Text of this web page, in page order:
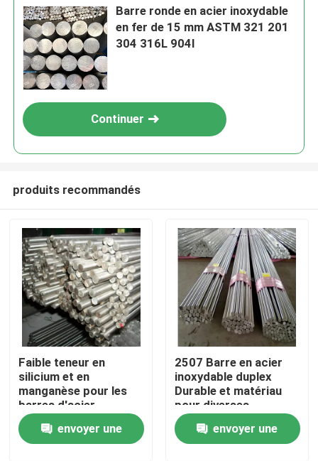
Aperçu
Produits
Barre ronde en acier inoxydable
en fer de 15 mm ASTM 321 201
304 316L 904l
Continuer
produits recommandés
Faible teneur en
silicium et en
manganèse pour les
barres d'acier
inoxydable de la
catégorie 2507 2205
envoyer une
2507 Barre en acier
inoxydable duplex
Durable et matériau
pour diverses
applications
envoyer une